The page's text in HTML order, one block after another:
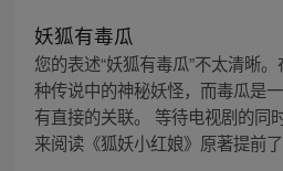
妖狐有毒瓜
您的表述“妖狐有毒瓜”不太清晰
种传说中的神秘妖怪，而毒瓜是
有直接的关联。 等待电视剧的同
来阅读《狐妖小红娘》原著提前